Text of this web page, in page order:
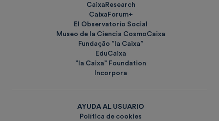
CaixaResearch
CaixaForum+
El Observatorio Social
Museo de la Ciencia CosmoCaixa
Fundação ”la Caixa”
EduCaixa
”la Caixa” Foundation
Incorpora
AYUDA AL USUARIO
Política de cookies